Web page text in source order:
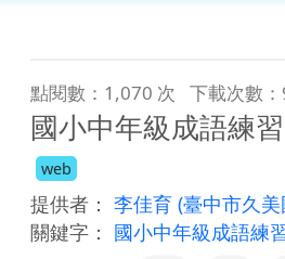
點閱數：1,070 次 下載次數
國小中年級成語練習
web
提供者： 李佳育 (臺中市久
關鍵字： 國小中年級成語練